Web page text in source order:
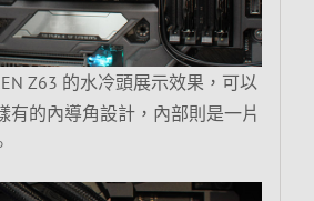
Z63 的水冷頭展示效果，可以
有的內導角設計，內部則是一片